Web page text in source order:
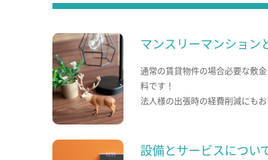
マンスリーマンション
通常の賃貸物件の場合必要な敷
料です！
法人様の出張時の経費削減にもお
設備とサービスについ